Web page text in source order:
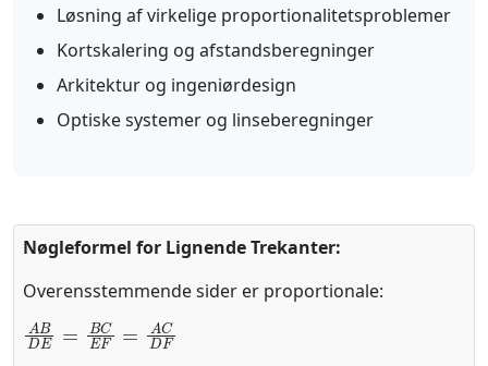
Løsning af virkelige proportionalitetsproblemer
Kortskalering og afstandsberegninger
Arkitektur og ingeniørdesign
Optiske systemer og linseberegninger
Nøgleformel for Lignende Trekanter:
Overensstemmende sider er proportionale:
ABD BC AC